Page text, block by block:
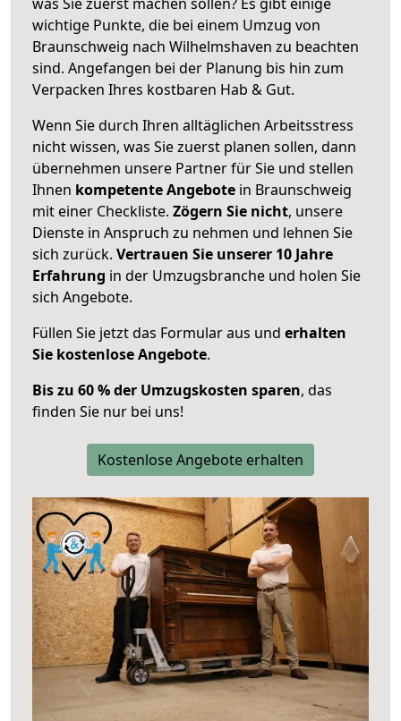
wichtige Punkte, die bei einem Umzug von
Braunschweig nach Wilhelmshaven zu beachten
sind. Angefangen bei der Planung bis hin zum
Verpacken Ihres kostbaren Hab & Gut.
Wenn Sie durch Ihren alltäglichen Arbeitsstress
nicht wissen, was Sie zuerst planen sollen, dann
übernehmen unsere Partner für Sie und stellen
Ihnen kompetente Angebote in Braunschweig
mit einer Checkliste. Zögern Sie nicht, unsere
Dienste in Anspruch zu nehmen und lehnen Sie
sich zurück. Vertrauen Sie unserer 10 Jahre
Erfahrung in der Umzugsbranche und holen Sie
sich Angebote.
Füllen Sie jetzt das Formular aus und erhalten
Sie kostenlose Angebote.
Bis zu 60 % der Umzugskosten sparen, das
finden Sie nur bei uns!
Kostenlose Angebote erhalten